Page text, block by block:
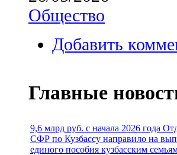
Общество
Добавить
Главные
9,6 млрд руб. с начала 2026 года
СФР по Кузбассу направило на
единого пособия кузбасским